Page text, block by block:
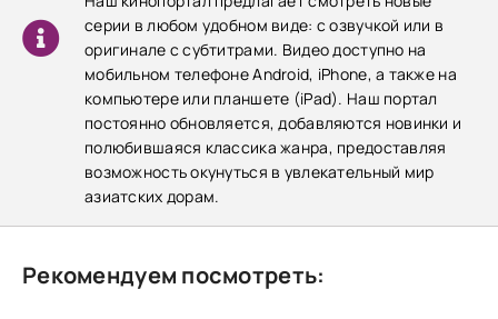
серии в любом удобном виде: с озвучкой или в
оригинале с субтитрами. Видео доступно на
мобильном телефоне Android, iPhone, а также на
компьютере или планшете (iPad). Наш портал
постоянно обновляется, добавляются новинки и
полюбившаяся классика жанра, предоставляя
возможность окунуться в увлекательный мир
азиатских дорам.
Рекомендуем посмотреть: